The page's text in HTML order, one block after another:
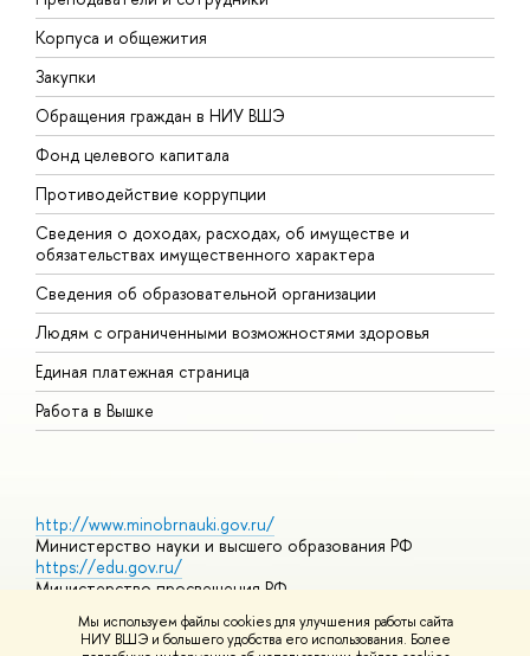
Мы используем файлы cookies для улучшения работы сайта
НИУ ВШЭ и большего удобства его использования. Более
Корпуса и общежития
Закупки
Обращения граждан в НИУ ВШЭ
Фонд целевого капитала
Противодействие коррупции
Сведения о доходах, расходах, об имуществе и
обязательствах имущественного характера
Сведения об образовательной организации
Людям с ограниченными возможностями здоровья
Единая платежная страница
Работа в Вышке
http://www.minobrnauki.gov.ru/
Министерство науки и высшего образования РФ
https://edu.gov.ru/
Министерство просвещения РФ
https://elearning.hse.ru/mooc
Массовые открытые онлайн-курсы